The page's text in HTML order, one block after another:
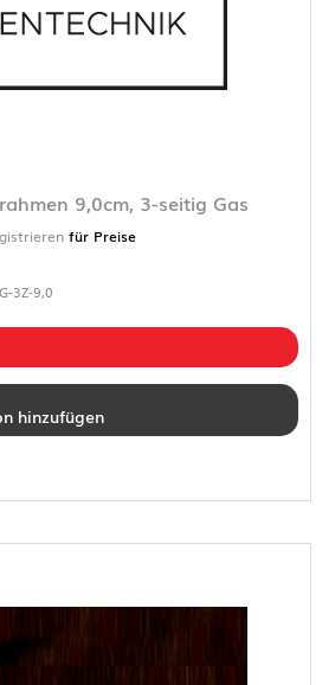
9,0cm, 3-seitig Gas
für Preise
3Z-9,0
hinzufügen